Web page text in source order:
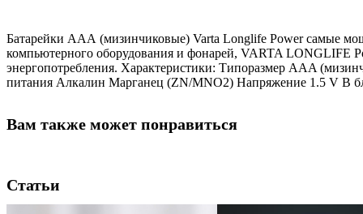
Батарейки ААА (мизинчиковые) Varta Longlife Power самые
компьютерного оборудования и фонарей, VARTA LONGLIFE
энергопотребления. Характеристики: Типоразмер AAA
питания Алкалин Марганец (ZN/MNO2) Напряжение 1.5 V В
Вам также может понравиться
Статьи